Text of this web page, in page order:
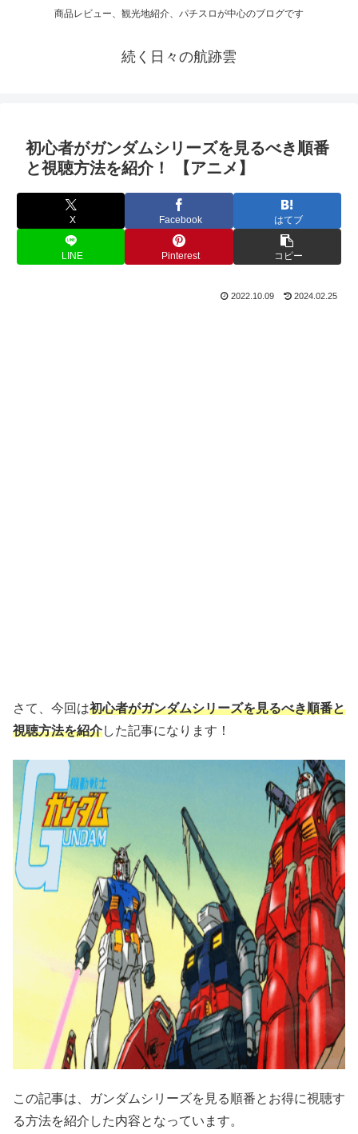
商品レビュー、観光地紹介、パチスロが中心のブログです
続く日々の航跡雲
初心者がガンダムシリーズを見るべき順番
と視聴方法を紹介！ 【アニメ】
X Facebook はてブ
LINE Pinterest コピー
2022.10.09 2024.02.25
さて、今回は初心者がガンダムシリーズを見るべき順番と
視聴方法を紹介した記事になります！
この記事は、ガンダムシリーズを見る順番とお得に視聴す
る方法を紹介した内容となっています。